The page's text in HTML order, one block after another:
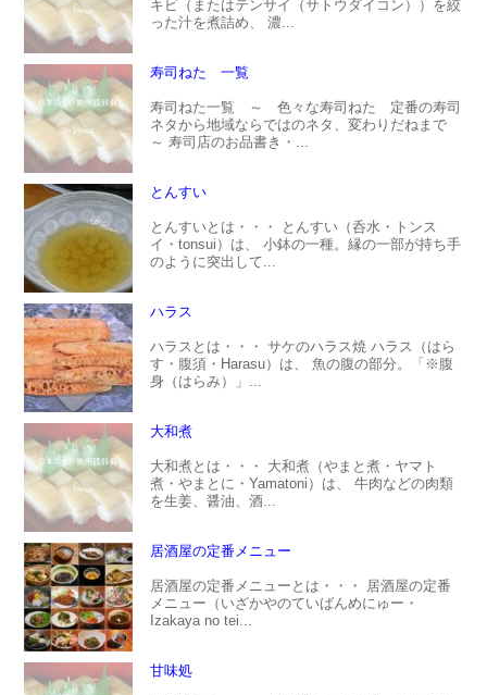
キビ（またはテンサイ（サトウダイコン））を絞
った汁を煮詰め、 濃...
寿司ねた 一覧
寿司ねた一覧 ～ 色々な寿司ねた 定番の寿司
ネタから地域ならではのネタ、変わりだねまで
～ 寿司店のお品書き・...
とんすい
とんすいとは・・・ とんすい（呑水・トンス
イ・tonsui）は、 小鉢の一種。縁の一部が持ち手
のように突出して...
ハラス
ハラスとは・・・ サケのハラス焼 ハラス（はら
す・腹須・Harasu）は、 魚の腹の部分。「※腹
身（はらみ）」...
大和煮
大和煮とは・・・ 大和煮（やまと煮・ヤマト
煮・やまとに・Yamatoni）は、 牛肉などの肉類
を生姜、醤油、酒...
居酒屋の定番メニュー
居酒屋の定番メニューとは・・・ 居酒屋の定番
メニュー（いざかやのていばんめにゅー・
Izakaya no tei...
甘味処